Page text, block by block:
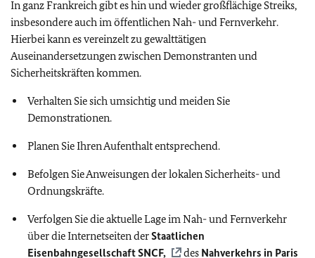
In ganz Frankreich gibt es hin und wieder großflächige Streiks,
insbesondere auch im öffentlichen Nah- und Fernverkehr.
Hierbei kann es vereinzelt zu gewalttätigen
Auseinandersetzungen zwischen Demonstranten und
Sicherheitskräften kommen.
Verhalten Sie sich umsichtig und meiden Sie
Demonstrationen.
Planen Sie Ihren Aufenthalt entsprechend.
Befolgen Sie Anweisungen der lokalen Sicherheits- und
Ordnungskräfte.
Verfolgen Sie die aktuelle Lage im Nah- und Fernverkehr
über die Internetseiten derStaatlichen
Eisenbahngesellschaft SNCF,
des Nahverkehrs in Paris